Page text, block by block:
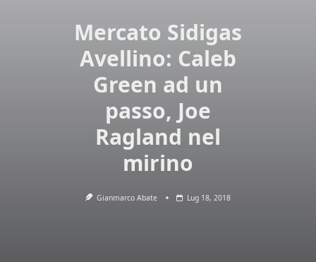
Mercato Sidigas
Avellino: Caleb
Green ad un
passo, Joe
Ragland nel
mirino
Gianmarco Abate Lug 18, 2018